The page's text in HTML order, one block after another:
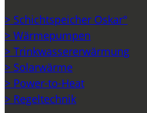
> Schichtspeicher Oskar°
> Wärmepumpen
> Trinkwassererwärmung
> Solarwärme
> Power-to-Heat
> Regeltechnik